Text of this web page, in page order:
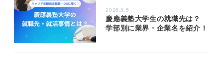
2026.8.5
慶應義塾大学生の就職先は？
学部別に業界・企業名を紹介！